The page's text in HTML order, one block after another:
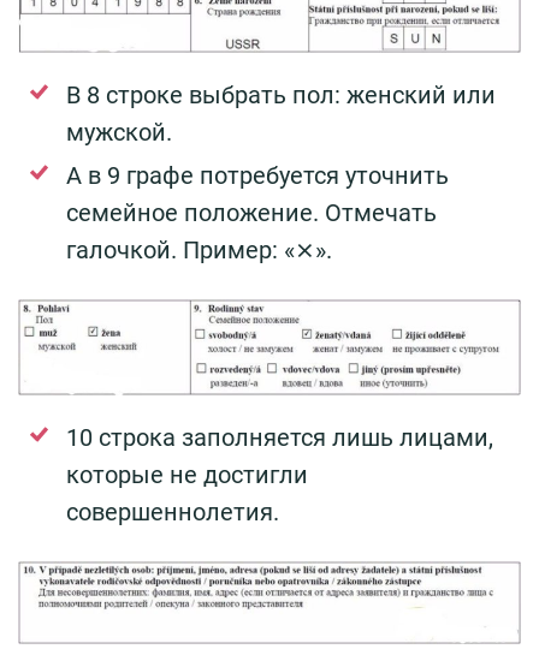
В 8 строке выбрать пол: женский или
мужской.
А в 9 графе потребуется уточнить
семейное положение. Отмечать
галочкой. Пример: «⨯».
10 строка заполняется лишь лицами,
которые не достигли
совершеннолетия.